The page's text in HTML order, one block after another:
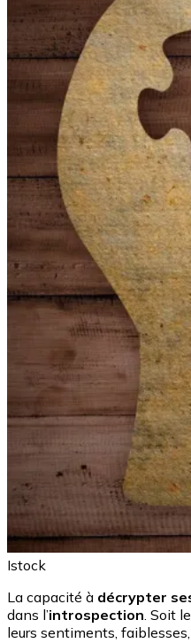
Istock
La capacité à décrypter
dans l’introspection. Soit
leurs sentiments,